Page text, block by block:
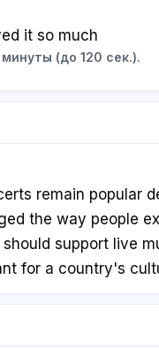
it so much
(до 120 сек.).
remain popular
the way people
support live
for a country's